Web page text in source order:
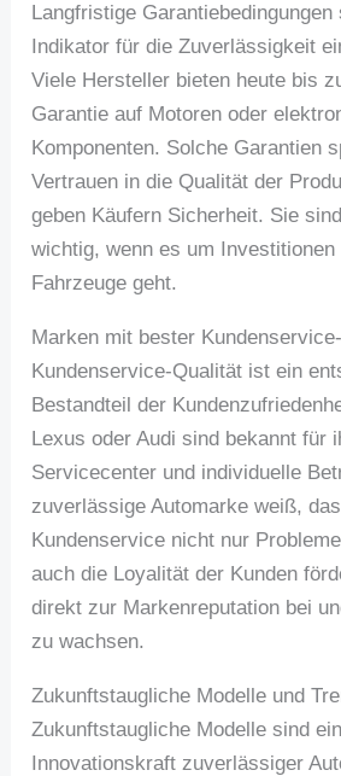
Langfristige
Indikator für die Zuverlässigkeit
Viele Hersteller bieten heute bis
Garantie auf Motoren oder
Komponenten. Solche Garantien
Vertrauen in die Qualität der
geben Käufern Sicherheit. Sie
wichtig, wenn es um
Fahrzeuge geht.
Marken mit bester
Kundenservice-Qualität ist ein
Bestandteil der
Lexus oder Audi sind bekannt für
Servicecenter und individuelle
zuverlässige Automarke weiß,
Kundenservice nicht nur
auch die Loyalität der Kunden
direkt zur Markenreputation bei
zu wachsen.
Zukunftstaugliche Modelle und
Zukunftstaugliche Modelle sind
Innovationskraft zuverlässiger